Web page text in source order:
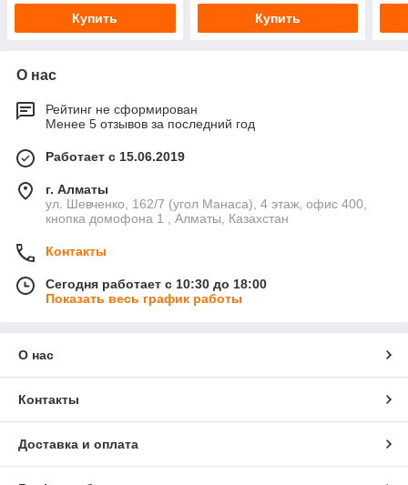
Купить Купить
О нас
Рейтинг не сформирован
Менее 5 отзывов за последний год
Работает с 15.06.2019
г. Алматы
ул. Шевченко, 162/7 (угол Манаса), 4 этаж, офис 400,
кнопка домофона 1 , Алматы, Казахстан
Контакты
Сегодня работает с 10:30 до 18:00
Показать весь график работы
О нас
Контакты
Доставка и оплата